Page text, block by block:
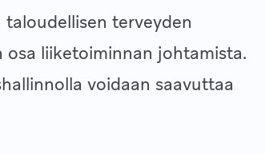
terveyden
osa liiketoiminnan johtamista.
voidaan saavuttaa